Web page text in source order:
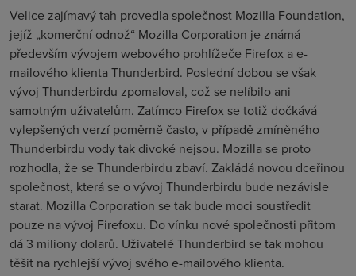
Velice zajímavý tah provedla společnost Mozilla Foundation,
jejíž „komerční odnož“ Mozilla Corporation je známá
především vývojem webového prohlížeče Firefox a e-
mailového klienta Thunderbird. Poslední dobou se však
vývoj Thunderbirdu zpomaloval, což se nelíbilo ani
samotným uživatelům. Zatímco Firefox se totiž dočkává
vylepšených verzí poměrně často, v případě zmíněného
Thunderbirdu vody tak divoké nejsou. Mozilla se proto
rozhodla, že se Thunderbirdu zbaví. Zakládá novou dceřinou
společnost, která se o vývoj Thunderbirdu bude nezávisle
starat. Mozilla Corporation se tak bude moci soustředit
pouze na vývoj Firefoxu. Do vínku nové společnosti přitom
dá 3 miliony dolarů. Uživatelé Thunderbird se tak mohou
těšit na rychlejší vývoj svého e-mailového klienta.